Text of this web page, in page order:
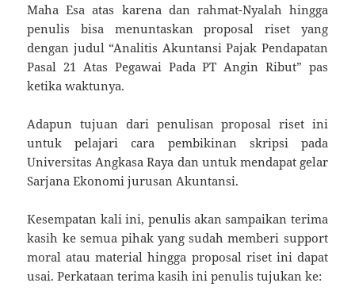
Maha Esa atas karena dan rahmat-Nyalah hingga
penulis bisa menuntaskan proposal riset yang
dengan judul “Analitis Akuntansi Pajak Pendapatan
Pasal 21 Atas Pegawai Pada PT Angin Ribut” pas
ketika waktunya.
Adapun tujuan dari penulisan proposal riset ini
untuk pelajari cara pembikinan skripsi pada
Universitas Angkasa Raya dan untuk mendapat gelar
Sarjana Ekonomi jurusan Akuntansi.
Kesempatan kali ini, penulis akan sampaikan terima
kasih ke semua pihak yang sudah memberi support
moral atau material hingga proposal riset ini dapat
usai. Perkataan terima kasih ini penulis tujukan ke: